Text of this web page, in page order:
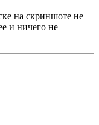
на скриншоте не
и ничего не